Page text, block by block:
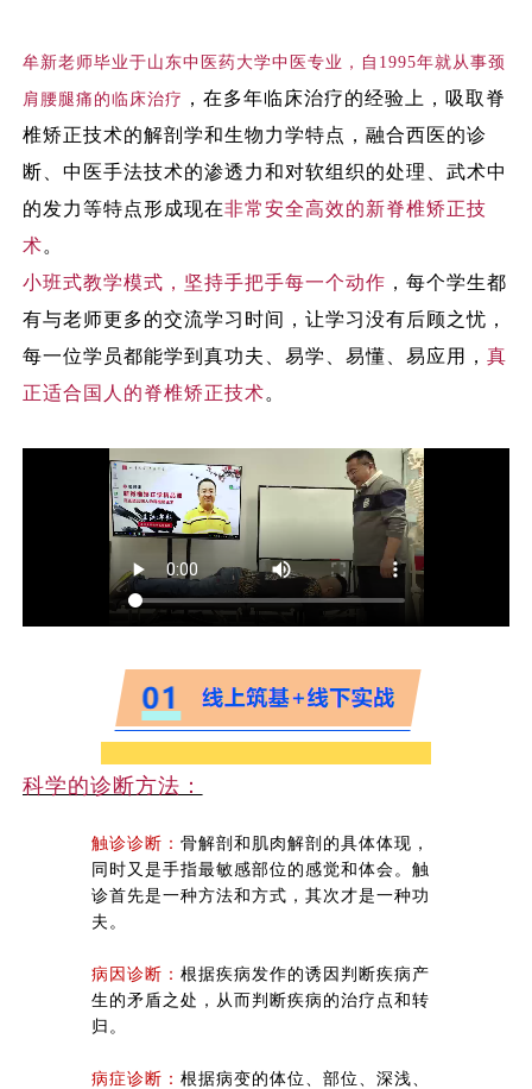
牟新老师毕业于山东中医药大学中医专业，自 1995年就从事颈
肩腰腿痛的临床治疗 ，在多年临床治疗的经验上，吸取脊
椎矫正技术的解剖学和生物力学特点，融合西医的诊
断、中医手法技术的渗透力和对软组织的处理、武术中
的发力等特点形成现在非常安全高效的新脊椎矫正技
术。
小班式教学模式，坚持手把手每一个动作 ，每个学生都
有与老师更多的交流学习时间，让学习没有后顾之忧，
每一位学员都能学到真功夫、易学、易懂、易应用， 真
正适合国人的脊椎矫正技术。
科学的诊断方法：
触诊诊断： 骨解剖和肌肉解剖的具体体现，
同时又是手指最敏感部位的感觉和体会。触
诊首先是一种方法和方式，其次才是一种功
夫。
病因诊断： 根据疾病发作的诱因判断疾病产
生的矛盾之处，从而判断疾病的治疗点和转
归。
病症诊断： 根据病变的体位、部位、深浅、